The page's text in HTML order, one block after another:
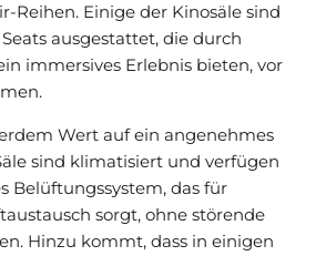
Reihen. Einige der Kinosäle sind
ausgestattet, die durch
immersives Erlebnis bieten, vor
Wert auf ein angenehmes
sind klimatisiert und verfügen
Belüftungssystem, das für
sorgt, ohne störende
Hinzu kommt, dass in einigen